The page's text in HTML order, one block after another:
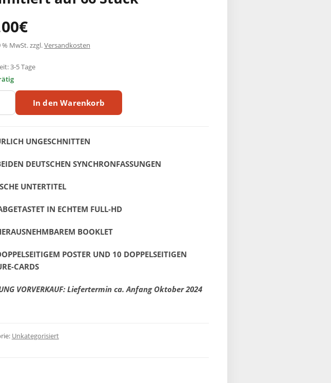
€
% MwSt.zzgl.Versandkosten
UNGESCHNITTEN
DEUTSCHEN SYNCHRONFASSUNGEN
UNTERTITEL
IN ECHTEM FULL-HD
BOOKLET
POSTER UND 10 DOPPELSEITIGEN
CARDS
VORVERKAUF: Liefertermin ca. Anfang Oktober 2024
3-5 Tage
In den Warenkorb
Unkategorisiert